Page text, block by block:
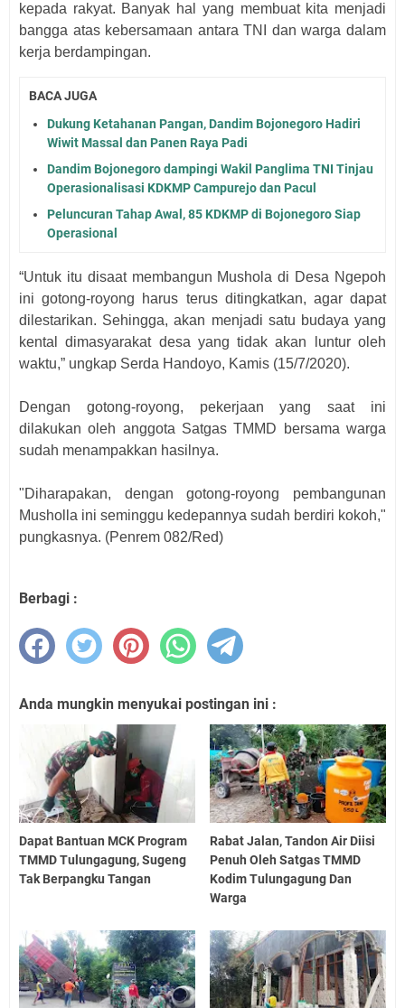
kepada rakyat. Banyak hal yang membuat kita menjadi
bangga atas kebersamaan antara TNI dan warga dalam
kerja berdampingan.
BACA JUGA
Dukung Ketahanan Pangan, Dandim Bojonegoro Hadiri
Wiwit Massal dan Panen Raya Padi
Dandim Bojonegoro dampingi Wakil Panglima TNI Tinjau
Operasionalisasi KDKMP Campurejo dan Pacul
Peluncuran Tahap Awal, 85 KDKMP di Bojonegoro Siap
Operasional
“Untuk itu disaat membangun Mushola di Desa Ngepoh
ini gotong-royong harus terus ditingkatkan, agar dapat
dilestarikan. Sehingga, akan menjadi satu budaya yang
kental dimasyarakat desa yang tidak akan luntur oleh
waktu,” ungkap Serda Handoyo, Kamis (15/7/2020).
Dengan gotong-royong, pekerjaan yang saat ini
dilakukan oleh anggota Satgas TMMD bersama warga
sudah menampakkan hasilnya.
"Diharapakan, dengan gotong-royong pembangunan
Musholla ini seminggu kedepannya sudah berdiri kokoh,"
pungkasnya. (Penrem 082/Red)
Berbagi :
Anda mungkin menyukai postingan ini :
Dapat Bantuan MCK Program
TMMD Tulungagung, Sugeng
Tak Berpangku Tangan
Rabat Jalan, Tandon Air Diisi
Penuh Oleh Satgas TMMD
Kodim Tulungagung Dan
Warga